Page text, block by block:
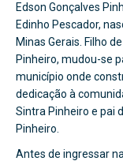
Edson Gonçalves
Edinho Pescador,
Minas Gerais. Filho
Pinheiro, mudou-se
município onde
dedicação à
Sintra Pinheiro e pai
Pinheiro.
Antes de ingressar